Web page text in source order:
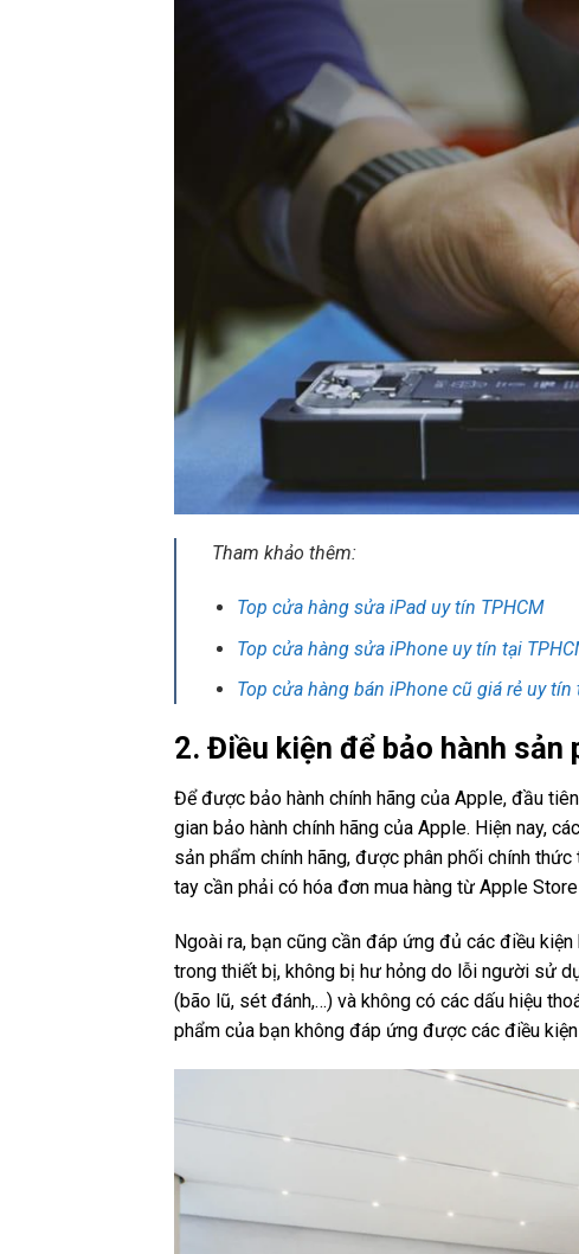
Tham khảo thêm:
Top cửa hàng sửa iPad uy tín TPHCM
Top cửa hàng sửa iPhone uy tín tại
Top cửa hàng bán iPhone cũ giá rẻ uy tín
2. Điều kiện để bảo hành sản
Để được bảo hành chính hãng của Apple, đầu
gian bảo hành chính hãng của Apple. Hiện nay,
sản phẩm chính hãng, được phân phối chính
tay cần phải có hóa đơn mua hàng từ Apple
Ngoài ra, bạn cũng cần đáp ứng đủ các điều
trong thiết bị, không bị hư hỏng do lỗi người sử
(bão lũ, sét đánh,…) và không có các dấu hiệu
phẩm của bạn không đáp ứng được các điều